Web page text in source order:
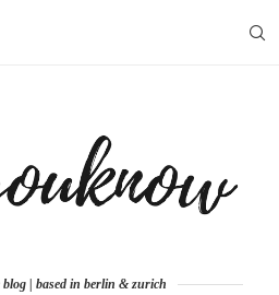
| based in berlin & zurich